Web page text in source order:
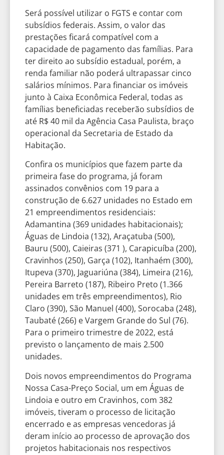
Será possível utilizar o FGTS e contar com
subsídios federais. Assim, o valor das
prestações ficará compatível com a
capacidade de pagamento das famílias. Para
ter direito ao subsídio estadual, porém, a
renda familiar não poderá ultrapassar cinco
salários mínimos. Para financiar os imóveis
junto à Caixa Econômica Federal, todas as
famílias beneficiadas receberão subsídios de
até R$ 40 mil da Agência Casa Paulista, braço
operacional da Secretaria de Estado da
Habitação.
Confira os municípios que fazem parte da
primeira fase do programa, já foram
assinados convênios com 19 para a
construção de 6.627 unidades no Estado em
21 empreendimentos residenciais:
Adamantina (369 unidades habitacionais);
Águas de Lindoia (132), Araçatuba (500),
Bauru (500), Caieiras (371 ), Carapicuíba (200),
Cravinhos (250), Garça (102), Itanhaém (300),
Itupeva (370), Jaguariúna (384), Limeira (216),
Pereira Barreto (187), Ribeiro Preto (1.366
unidades em três empreendimentos), Rio
Claro (390), São Manuel (400), Sorocaba (248),
Taubaté (266) e Vargem Grande do Sul (76).
Para o primeiro trimestre de 2022, está
previsto o lançamento de mais 2.500
unidades.
Dois novos empreendimentos do Programa
Nossa Casa-Preço Social, um em Águas de
Lindoia e outro em Cravinhos, com 382
imóveis, tiveram o processo de licitação
encerrado e as empresas vencedoras já
deram início ao processo de aprovação dos
projetos habitacionais nos respectivos